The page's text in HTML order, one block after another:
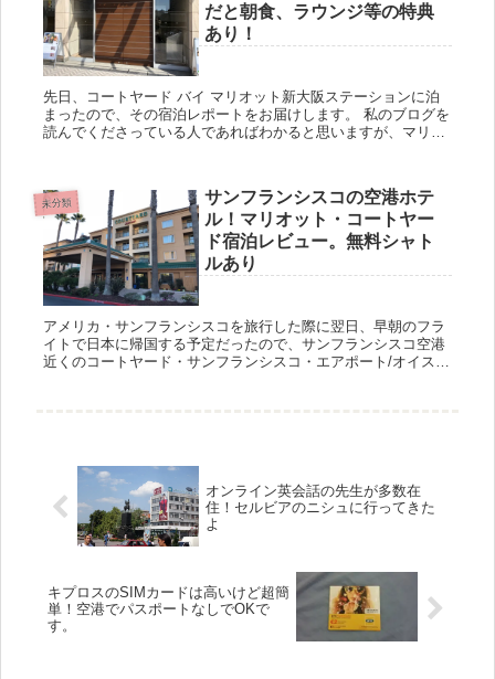
だと朝食、ラウンジ等の特典
あり！
先日、コートヤード バイ マリオット新大阪ステーションに泊
まったので、その宿泊レポートをお届けします。 私のブログを
読んでくださっている人であればわかると思いますが、マリオ
未分類
サンフランシスコの空港ホテ
ル！マリオット・コートヤー
ド宿泊レビュー。無料シャト
ルあり
アメリカ・サンフランシスコを旅行した際に翌日、早朝のフラ
イトで日本に帰国する予定だったので、サンフランシスコ空港
近くのコートヤード・サンフランシスコ・エアポート/オイスタ
オンライン英会話の先生が多数在
住！セルビアのニシュに行ってきた
よ
キプロスのSIMカードは高いけど超簡
単！空港でパスポートなしでOKで
す。